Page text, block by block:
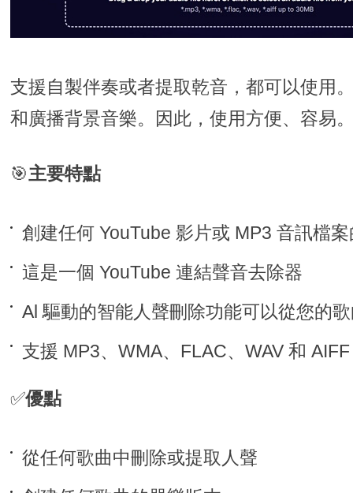
支援自製伴奏或者提取乾音，都可以使用
和廣播背景音樂。因此，使用方便、容易
🎯主要特點
創建任何 YouTube 影片或 MP3 音訊檔
這是一個 YouTube 連結聲音去除器
Al 驅動的智能人聲刪除功能可以從您的
支援 MP3、WMA、FLAC、WAV 和
✅優點
從任何歌曲中刪除或提取人聲